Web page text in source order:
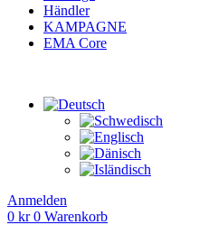
Händler
KAMPAGNE
EMA Core
Anmelden
0 kr 0 Warenkorb